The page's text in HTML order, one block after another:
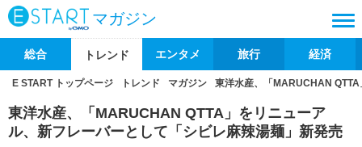
マガジン
総合 トレンド エンタメ 旅行 経済
E START トップページ トレンド マガジン 東洋水産、「MARUCHAN
東洋水産、「MARUCHAN QTTA」をリニューア
ル、新フレーバーとして「シビレ麻辣湯麺」新発売